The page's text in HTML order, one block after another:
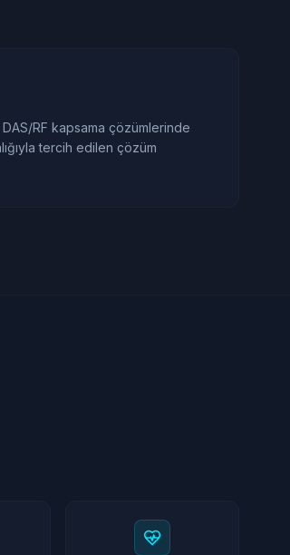
RF kapsama çözümlerinde
tercih edilen çözüm